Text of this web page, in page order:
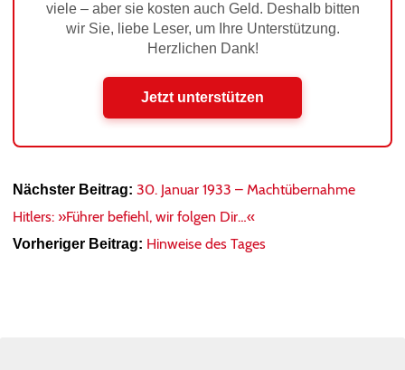
viele – aber sie kosten auch Geld. Deshalb bitten
wir Sie, liebe Leser, um Ihre Unterstützung.
Herzlichen Dank!
Jetzt unterstützen
Nächster Beitrag: 30. Januar 1933 – Machtübernahme
Hitlers: »Führer befiehl, wir folgen Dir…«
Vorheriger Beitrag: Hinweise des Tages